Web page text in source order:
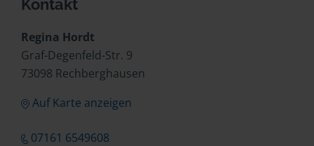
Kontakt
Regina Hordt
Graf-Degenfeld-Str. 9
73098 Rechberghausen
Auf Karte anzeigen
07161 6549608